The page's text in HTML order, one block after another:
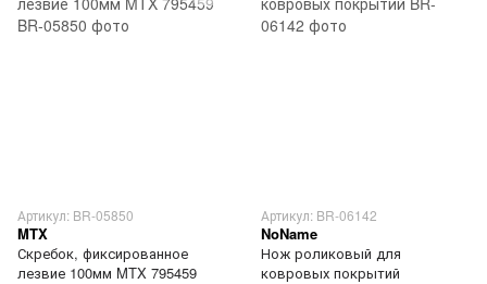
Артикул: BR-05850
MTX
Скребок, фиксированное
лезвие 100мм MTX 795459
Артикул: BR-06142
NoName
Нож роликовый для
ковровых покрытий